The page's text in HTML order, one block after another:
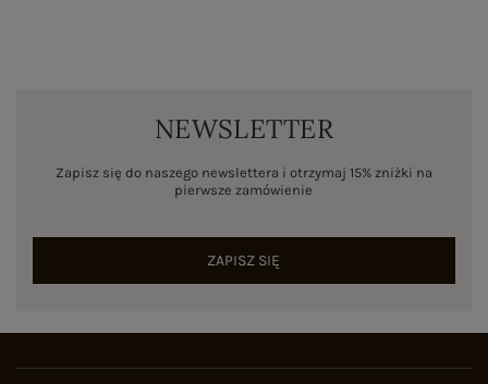
NEWSLETTER
Zapisz się do naszego newslettera i otrzymaj 15% zniżki na
pierwsze zamówienie
ZAPISZ SIĘ